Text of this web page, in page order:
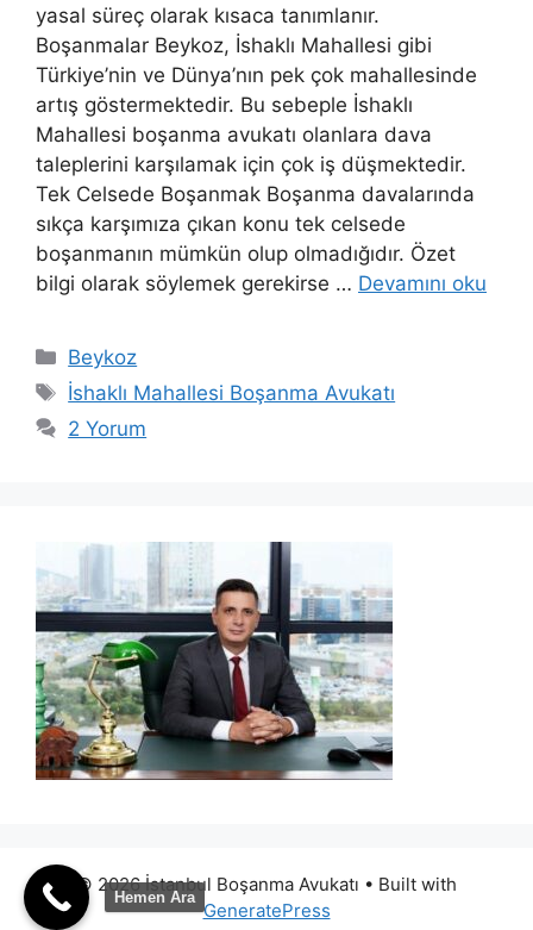
yasal süreç olarak kısaca tanımlanır.
Boşanmalar Beykoz, İshaklı Mahallesi gibi
Türkiye’nin ve Dünya’nın pek çok mahallesinde
artış göstermektedir. Bu sebeple İshaklı
Mahallesi boşanma avukatı olanlara dava
taleplerini karşılamak için çok iş düşmektedir.
Tek Celsede Boşanmak Boşanma davalarında
sıkça karşımıza çıkan konu tek celsede
boşanmanın mümkün olup olmadığıdır. Özet
bilgi olarak söylemek gerekirse … Devamını oku
Kategoriler
Beykoz
Etiketler
İshaklı Mahallesi Boşanma Avukatı
2 Yorum
© 2026 İstanbul Boşanma Avukatı • Built with
GeneratePress
Hemen Ara